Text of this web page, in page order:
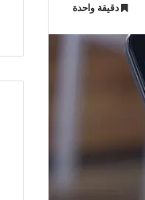
دقيقة واحدة